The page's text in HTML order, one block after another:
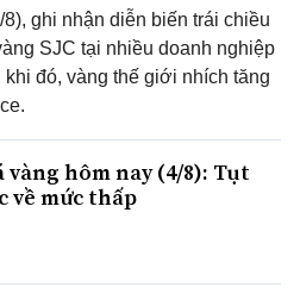
ghi nhận diễn biến trái chiều
SJC tại nhiều doanh nghiệp
đó, vàng thế giới nhích tăng
vàng hôm nay (4/8): Tụt
về mức thấp